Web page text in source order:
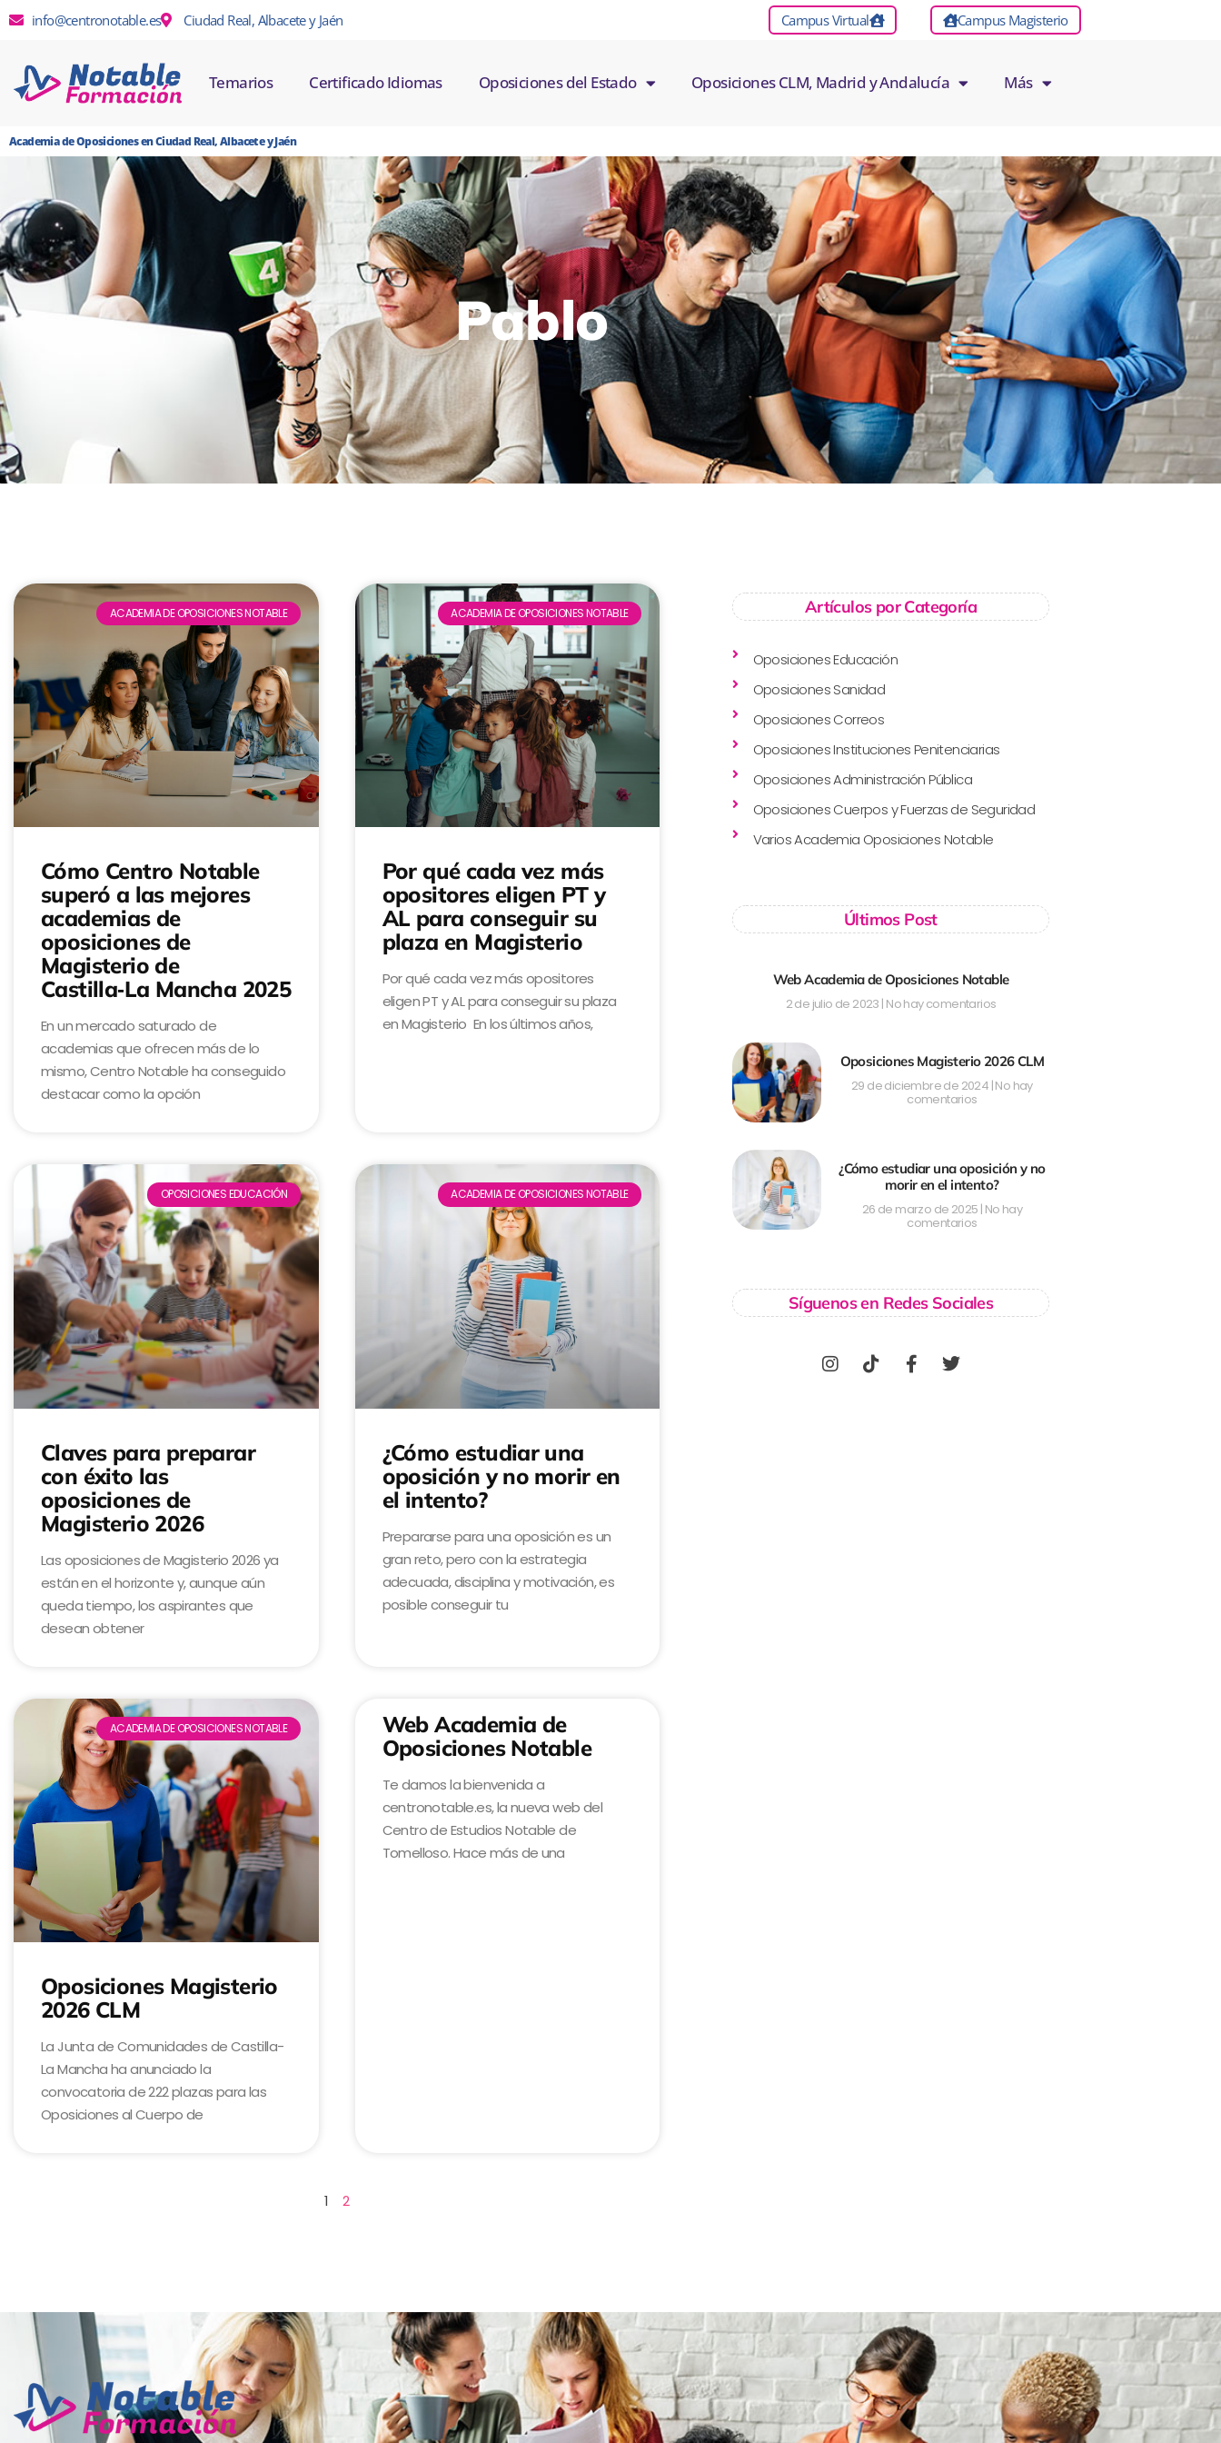
info@centronotable.es Ciudad Real, Albacete y Jaén Campus Virtual Campus Magisterio
Temarios Certificado Idiomas Oposiciones del Estado Oposiciones CLM, Madrid y Andalucía Más
Academia de Oposiciones en Ciudad Real, Albacete y Jaén
Pablo
ACADEMIA DE OPOSICIONES NOTABLE
Cómo Centro Notable
superó a las mejores
academias de
oposiciones de
Magisterio de
Castilla‑La Mancha 2025
En un mercado saturado de
academias que ofrecen más de lo
mismo, Centro Notable ha conseguido
destacar como la opción
ACADEMIA DE OPOSICIONES NOTABLE
Por qué cada vez más
opositores eligen PT y
AL para conseguir su
plaza en Magisterio
Por qué cada vez más opositores
eligen PT y AL para conseguir su plaza
en Magisterio En los últimos años,
OPOSICIONES EDUCACIÓN
Claves para preparar
con éxito las
oposiciones de
Magisterio 2026
Las oposiciones de Magisterio 2026 ya
están en el horizonte y, aunque aún
queda tiempo, los aspirantes que
desean obtener
ACADEMIA DE OPOSICIONES NOTABLE
¿Cómo estudiar una
oposición y no morir en
el intento?
Prepararse para una oposición es un
gran reto, pero con la estrategia
adecuada, disciplina y motivación, es
posible conseguir tu
ACADEMIA DE OPOSICIONES NOTABLE
Oposiciones Magisterio
2026 CLM
La Junta de Comunidades de Castilla-
La Mancha ha anunciado la
convocatoria de 222 plazas para las
Oposiciones al Cuerpo de
Web Academia de
Oposiciones Notable
Te damos la bienvenida a
centronotable.es, la nueva web del
Centro de Estudios Notable de
Tomelloso. Hace más de una
1 2
Artículos por Categoría
Oposiciones Educación
Oposiciones Sanidad
Oposiciones Correos
Oposiciones Instituciones Penitenciarias
Oposiciones Administración Pública
Oposiciones Cuerpos y Fuerzas de Seguridad
Varios Academia Oposiciones Notable
Últimos Post
Web Academia de Oposiciones Notable
2 de julio de 2023 No hay comentarios
Oposiciones Magisterio 2026 CLM
29 de diciembre de 2024 No hay
comentarios
¿Cómo estudiar una oposición y no
morir en el intento?
26 de marzo de 2025 No hay
comentarios
Síguenos en Redes Sociales